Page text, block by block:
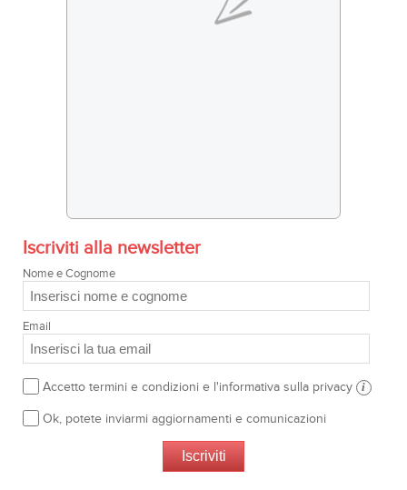
Iscriviti alla newsletter
Nome e Cognome
Email
Accetto termini e condizioni e l'informativa sulla privacy i
Ok, potete inviarmi aggiornamenti e comunicazioni